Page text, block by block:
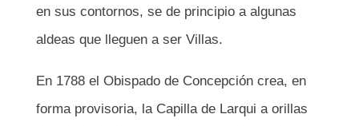
en sus contornos, se de principio a algunas
aldeas que lleguen a ser Villas.
En 1788 el Obispado de Concepción crea, en
forma provisoria, la Capilla de Larqui a orillas